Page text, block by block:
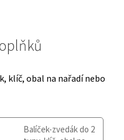
klíč, obal na nařadí nebo
Balíček-zvedák do 2